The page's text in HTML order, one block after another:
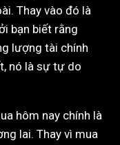
Thay vào đó là
bạn biết rằng
lượng tài chính
nó là sự tự do
hôm nay chính là
lai. Thay vì mua